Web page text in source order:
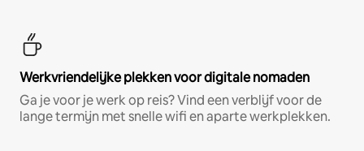
Werkvriendelijke plekken voor digitale nomaden
Ga je voor je werk op reis? Vind een verblijf voor de
lange termijn met snelle wifi en aparte werkplekken.